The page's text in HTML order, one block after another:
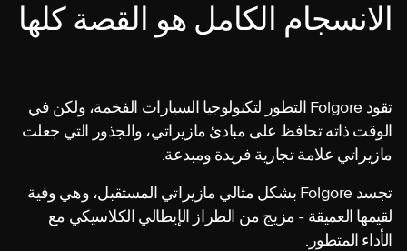
الانسجام الكامل هو القصة كلها
تقود Folgore التطور لتكنولوجيا السيارات الفخمة، ولكن في
الوقت ذاته تحافظ على مبادئ مازيراتي، والجذور التي جعلت
مازيراتي علامة تجارية فريدة ومبدعة.
تجسد Folgore بشكل مثالي مازيراتي المستقبل، وهي وفية
لقيمها العميقة - مزيج من الطراز الإيطالي الكلاسيكي مع
الأداء المتطور.